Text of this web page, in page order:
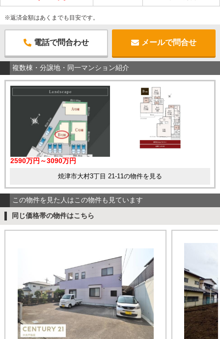
※返済金額はあくまでも目安です。
電話で問合わせ メールで問合せ
複数棟・分譲地・同一マンション紹介
2590万円～3090万円
焼津市大村3丁目 21-11の物件を見る
この物件を見た人はこの物件も見ています
同じ価格帯の物件はこちら